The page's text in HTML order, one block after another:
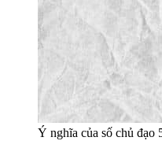
Ý nghĩa của số chủ đạo